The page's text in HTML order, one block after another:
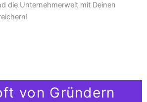
die Unternehmerwelt mit Deinen
von Gründern